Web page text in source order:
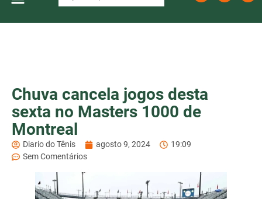
Chuva cancela jogos desta
sexta no Masters 1000 de
Montreal
Diario do Tênis agosto 9, 2024
19:09
Sem Comentários